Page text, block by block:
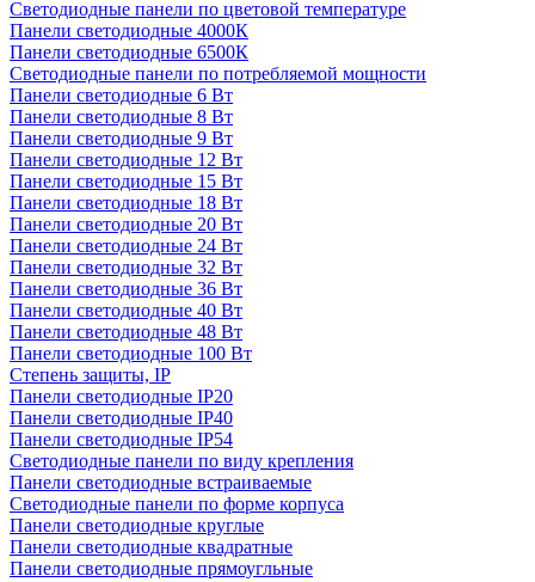
Светодиодные панели по цветовой температуре
Панели светодиодные 4000К
Панели светодиодные 6500К
Светодиодные панели по потребляемой мощности
Панели светодиодные 6 Вт
Панели светодиодные 8 Вт
Панели светодиодные 9 Вт
Панели светодиодные 12 Вт
Панели светодиодные 15 Вт
Панели светодиодные 18 Вт
Панели светодиодные 20 Вт
Панели светодиодные 24 Вт
Панели светодиодные 32 Вт
Панели светодиодные 36 Вт
Панели светодиодные 40 Вт
Панели светодиодные 48 Вт
Панели светодиодные 100 Вт
Степень защиты, IP
Панели светодиодные IP20
Панели светодиодные IP40
Панели светодиодные IP54
Светодиодные панели по виду крепления
Панели светодиодные встраиваемые
Светодиодные панели по форме корпуса
Панели светодиодные круглые
Панели светодиодные квадратные
Панели светодиодные прямоугльные